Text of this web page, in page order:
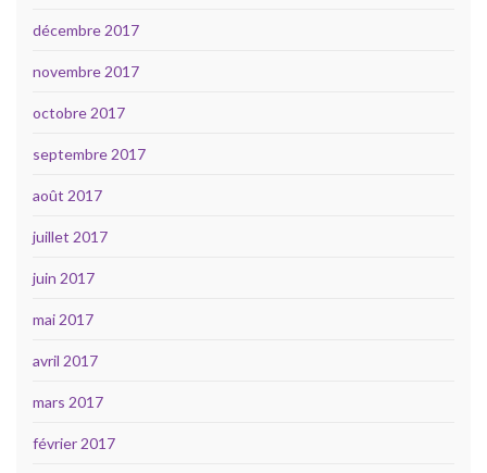
décembre 2017
novembre 2017
octobre 2017
septembre 2017
août 2017
juillet 2017
juin 2017
mai 2017
avril 2017
mars 2017
février 2017